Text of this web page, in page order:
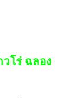
โร่ ฉลอง